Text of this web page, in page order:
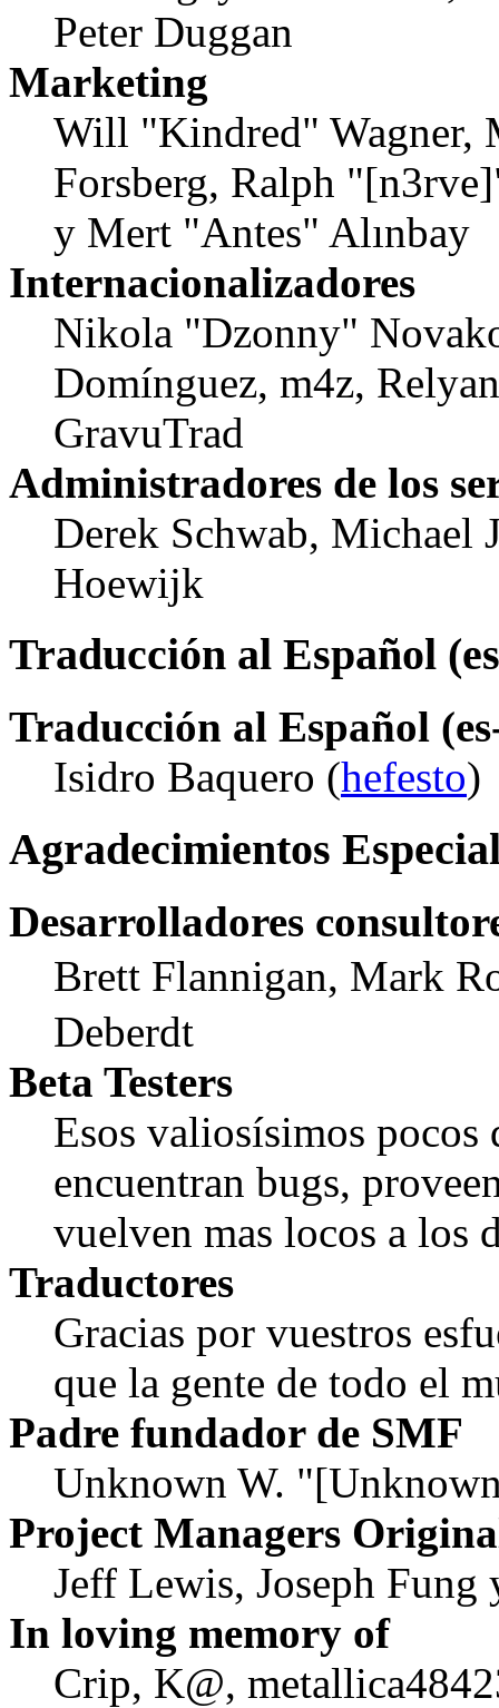
Peter Duggan
Marketing
Will "Kindred" Wagner,
Forsberg, Ralph
y Mert "Antes" Alınbay
Internacionalizadores
Nikola "Dzonny"
Domínguez, m4z,
GravuTrad
Administradores de los
Derek Schwab, Michael
Hoewijk
Traducción al Español
Traducción al Español
Isidro Baquero (hefesto)
Agradecimientos
Desarrolladores
Brett Flannigan, Mark
Deberdt
Beta Testers
Esos valiosísimos pocos
encuentran bugs,
vuelven mas locos a los
Traductores
Gracias por vuestros
que la gente de todo el
Padre fundador de SMF
Unknown W.
Project Managers
Jeff Lewis, Joseph
In loving memory of
Crip, K@,